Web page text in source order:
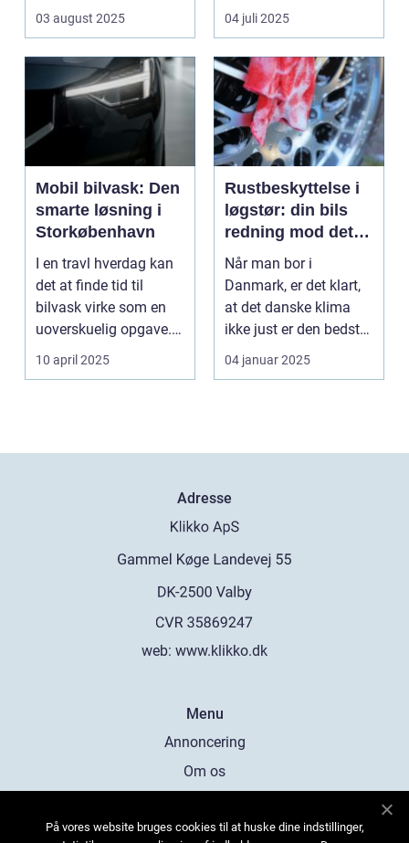
Rover n...
03 august 2025
forskellige...
04 juli 2025
Mobil bilvask: Den
smarte løsning i
Storkøbenhavn
I en travl hverdag kan
det at finde tid til
bilvask virke som en
uoverskuelig opgave.
Især i S...
10 april 2025
Rustbeskyttelse i
løgstør: din bils
redning mod det
danske klima
Når man bor i
Danmark, er det klart,
at det danske klima
ikke just er den bedste
ven for bilen...
04 januar 2025
Adresse
web: www.klikko.dk
Menu
Annoncering
Om os
Kontakt os
På vores website bruges cookies til at huske dine indstillinger,